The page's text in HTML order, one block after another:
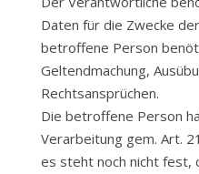
Daten für die Zwecke
betroffene Person
Geltendmachung,
Rechtsansprüchen.
Die betroffene Person
Verarbeitung gem. Art.
es steht noch nicht fest,